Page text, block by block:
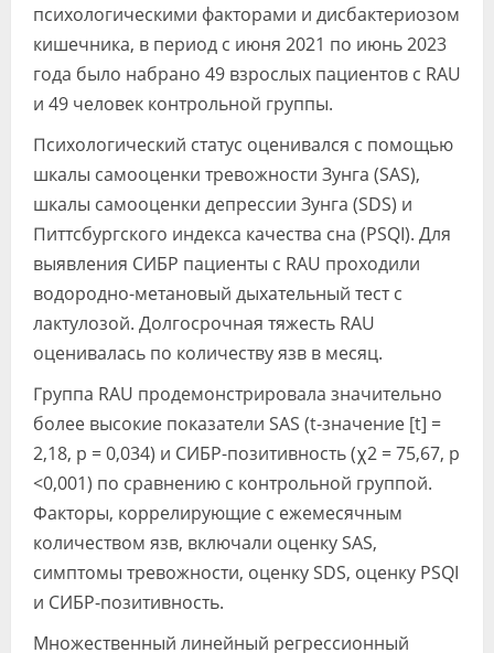
психологическими факторами и дисбактериозом
кишечника, в период с июня 2021 по июнь 2023
года было набрано 49 взрослых пациентов с RAU
и 49 человек контрольной группы.
Психологический статус оценивался с помощью
шкалы самооценки тревожности Зунга (SAS),
шкалы самооценки депрессии Зунга (SDS) и
Питтсбургского индекса качества сна (PSQI). Для
выявления СИБР пациенты с RAU проходили
водородно-метановый дыхательный тест с
лактулозой. Долгосрочная тяжесть RAU
оценивалась по количеству язв в месяц.
Группа RAU продемонстрировала значительно
более высокие показатели SAS (t-значение [t] =
2,18, p = 0,034) и СИБР-позитивность (χ2 = 75,67, p
<0,001) по сравнению с контрольной группой.
Факторы, коррелирующие с ежемесячным
количеством язв, включали оценку SAS,
симптомы тревожности, оценку SDS, оценку PSQI
и СИБР-позитивность.
Множественный линейный регрессионный